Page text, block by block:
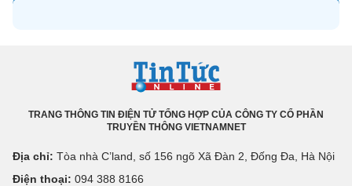
TRANG THÔNG TIN ĐIỆN TỬ TỔNG HỢP CỦA CÔNG TY CỔ PHẦN
TRUYỀN THÔNG VIETNAMNET
Địa chỉ: Tòa nhà C’land, số 156 ngõ Xã Đàn 2, Đống Đa, Hà Nội
Điện thoại: 094 388 8166